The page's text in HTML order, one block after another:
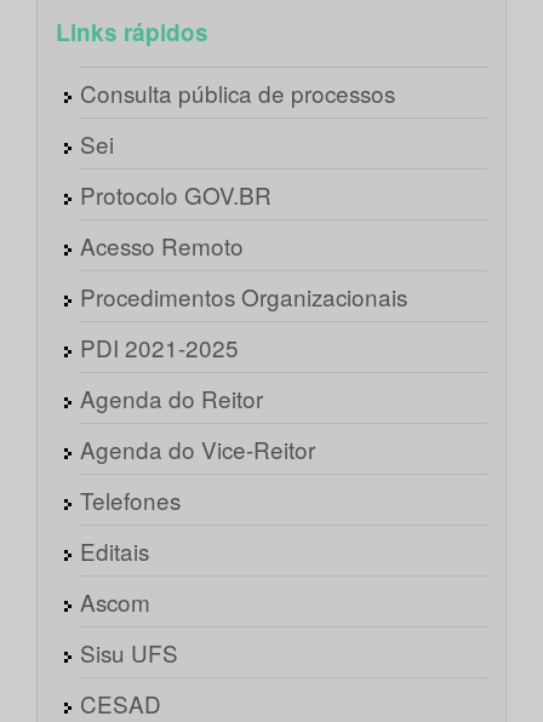
Links rápidos
Consulta pública de processos
Sei
Protocolo GOV.BR
Acesso Remoto
Procedimentos Organizacionais
PDI 2021-2025
Agenda do Reitor
Agenda do Vice-Reitor
Telefones
Editais
Ascom
Sisu UFS
CESAD